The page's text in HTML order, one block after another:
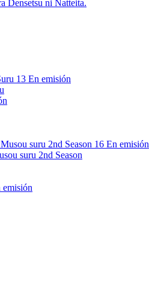
Densetsu ni Natteita.
13 En emisión
16 En emisión
suru 2nd Season
emisión